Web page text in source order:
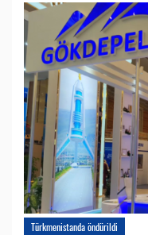
Türkmenistanda öndürildi